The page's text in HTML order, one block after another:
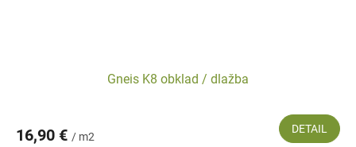
Gneis K8 obklad / dlažba
16,90 € / m2
DETAIL